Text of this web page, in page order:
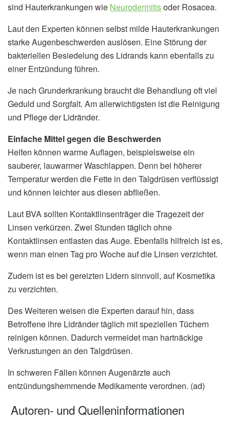
sind Hauterkrankungen wie Neurodermitisoder Rosacea.
Laut den Experten können selbst milde Hauterkrankungen
starke Augenbeschwerden auslösen. Eine Störung der
bakteriellen Besiedelung des Lidrands kann ebenfalls zu
einer Entzündung führen.
Je nach Grunderkrankung braucht die Behandlung oft viel
Geduld und Sorgfalt. Am allerwichtigsten ist die Reinigung
und Pflege der Lidränder.
Einfache Mittel gegen die Beschwerden
Helfen können warme Auflagen, beispielsweise ein
sauberer, lauwarmer Waschlappen. Denn bei höherer
Temperatur werden die Fette in den Talgdrüsen verflüssigt
und können leichter aus diesen abfließen.
Laut BVA sollten Kontaktlinsenträger die Tragezeit der
Linsen verkürzen. Zwei Stunden täglich ohne
Kontaktlinsen entlasten das Auge. Ebenfalls hilfreich ist es,
wenn man einen Tag pro Woche auf die Linsen verzichtet.
Zudem ist es bei gereizten Lidern sinnvoll, auf Kosmetika
zu verzichten.
Des Weiteren weisen die Experten darauf hin, dass
Betroffene ihre Lidränder täglich mit speziellen Tüchern
reinigen können. Dadurch vermeidet man hartnäckige
Verkrustungen an den Talgdrüsen.
In schweren Fällen können Augenärzte auch
entzündungshemmende Medikamente verordnen. (ad)
Autoren- und Quelleninformationen